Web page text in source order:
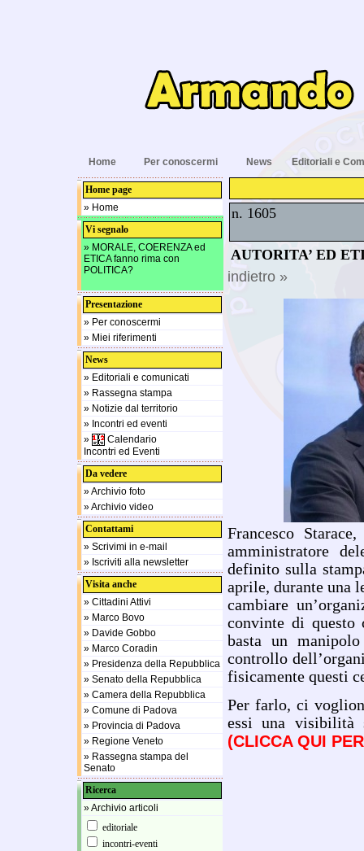
Home Per conoscermi News Editoriali e
Home page
» Home
Vi segnalo
» MORALE, COERENZA ed
ETICA fanno rima con
POLITICA?
Presentazione
» Per conoscermi
» Miei riferimenti
News
» Editoriali e comunicati
» Rassegna stampa
» Notizie dal territorio
» Incontri ed eventi
»
Calendario
Incontri ed Eventi
Da vedere
» Archivio foto
» Archivio video
Contattami
» Scrivimi in e-mail
» Iscriviti alla newsletter
Visita anche
» Cittadini Attivi
» Marco Bovo
» Davide Gobbo
» Marco Coradin
» Presidenza della Repubblica
» Senato della Repubblica
» Camera della Repubblica
» Comune di Padova
» Provincia di Padova
» Regione Veneto
» Rassegna stampa del
Senato
Ricerca
» Archivio articoli
editoriale
incontri-eventi
n. 1605
AUTORITA’ ED
indietro »
Francesco
amministratore
definito sulla
aprile, durante una
cambiare
convinte di questo
basta un
controllo
fisicamente questi
Per farlo, ci
essi una visibilità
(CLICCA QUI